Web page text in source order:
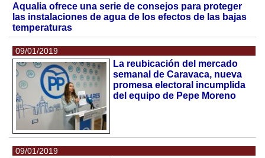
Aqualia ofrece una serie de consejos para proteger
las instalaciones de agua de los efectos de las bajas
temperaturas
09/01/2019
La reubicación del mercado
semanal de Caravaca, nueva
promesa electoral incumplida
del equipo de Pepe Moreno
09/01/2019